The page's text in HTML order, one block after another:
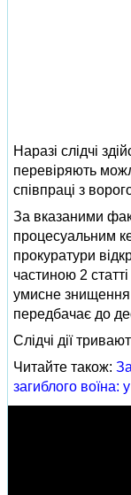
Наразі слідчі
перевіряють
співпраці з
За вказаними
процесуальним
прокуратури
частиною 2
умисне знищення
передбачає до
Слідчі дії
Читайте також:
загиблого воїна: